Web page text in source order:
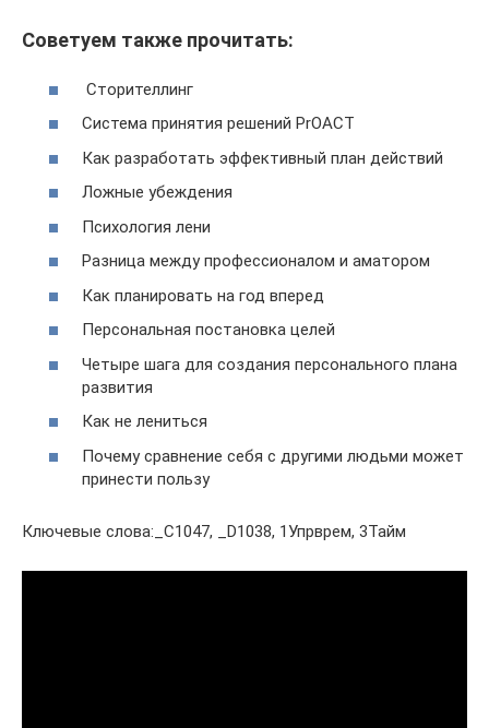
Советуем также прочитать:
Сторителлинг
Система принятия решений PrOACT
Как разработать эффективный план действий
Ложные убеждения
Психология лени
Разница между профессионалом и аматором
Как планировать на год вперед
Персональная постановка целей
Четыре шага для создания персонального плана
развития
Как не лениться
Почему сравнение себя с другими людьми может
принести пользу
Ключевые слова:_C1047, _D1038, 1Упрврем, 3Тайм